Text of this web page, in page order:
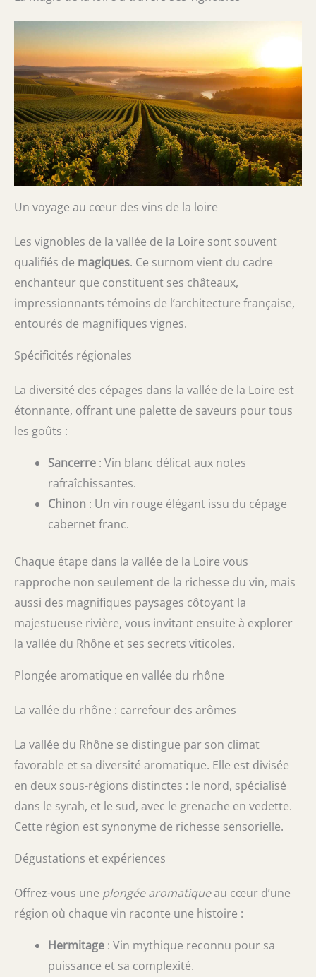
Un voyage au cœur des vins de la loire
Les vignobles de la vallée de la Loire sont souvent
qualifiés de magiques. Ce surnom vient du cadre
enchanteur que constituent ses châteaux,
impressionnants témoins de l’architecture française,
entourés de magnifiques vignes.
Spécificités régionales
La diversité des cépages dans la vallée de la Loire est
étonnante, offrant une palette de saveurs pour tous
les goûts :
Sancerre : Vin blanc délicat aux notes
rafraîchissantes.
Chinon : Un vin rouge élégant issu du cépage
cabernet franc.
Chaque étape dans la vallée de la Loire vous
rapproche non seulement de la richesse du vin, mais
aussi des magnifiques paysages côtoyant la
majestueuse rivière, vous invitant ensuite à explorer
la vallée du Rhône et ses secrets viticoles.
Plongée aromatique en vallée du rhône
La vallée du rhône : carrefour des arômes
La vallée du Rhône se distingue par son climat
favorable et sa diversité aromatique. Elle est divisée
en deux sous-régions distinctes : le nord, spécialisé
dans le syrah, et le sud, avec le grenache en vedette.
Cette région est synonyme de richesse sensorielle.
Dégustations et expériences
Offrez-vous une plongée aromatiqueau cœur d’une
région où chaque vin raconte une histoire :
Hermitage : Vin mythique reconnu pour sa
puissance et sa complexité.